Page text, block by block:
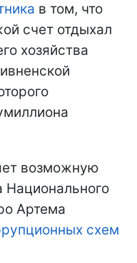
в том, что
счет отдыхал
хозяйства
возможную
Национального
Артема
схем